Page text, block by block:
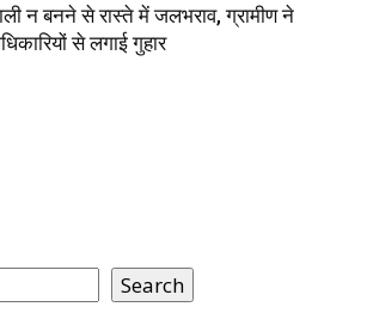
न बनने से रास्ते में जलभराव, ग्रामीण ने
से लगाई गुहार
Search